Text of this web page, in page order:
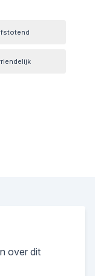
over dit